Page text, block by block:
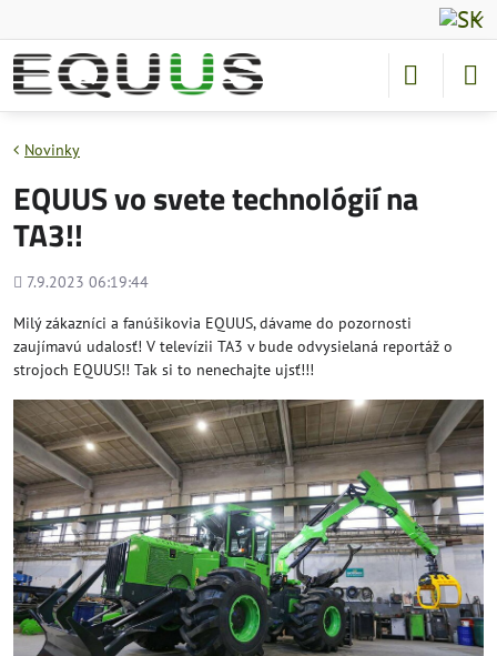
Novinky
EQUUS vo svete technológií na
TA3!!
Pridané
7.9.2023 06:19:44
Milý zákazníci a fanúšikovia EQUUS, dávame do pozornosti
zaujímavú udalosť! V televízii TA3 v bude odvysielaná reportáž o
strojoch EQUUS!! Tak si to nenechajte ujsť!!!